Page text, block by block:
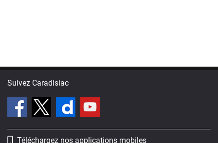
Suivez Caradisiac
Téléchargez nos applications mobiles